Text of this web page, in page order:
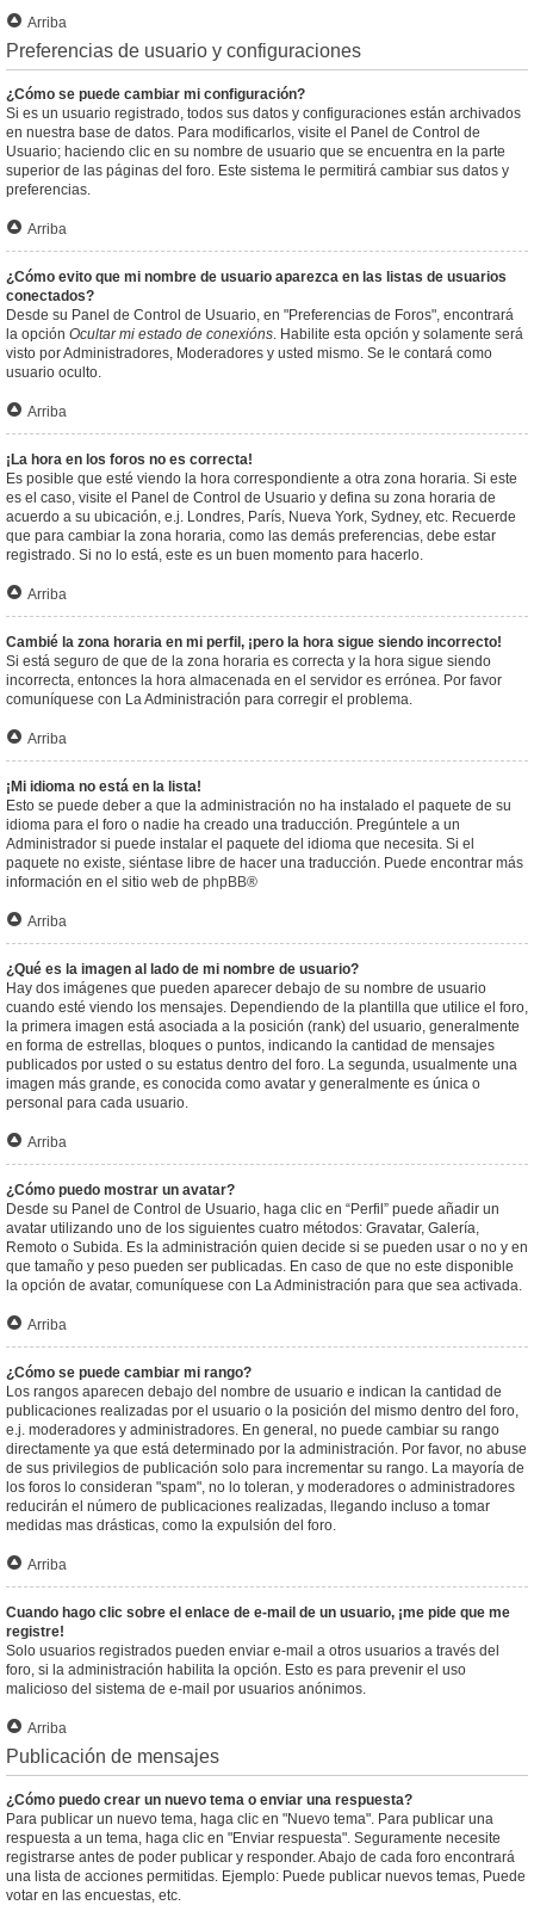
Arriba
Preferencias de usuario y configuraciones
¿Cómo se puede cambiar mi configuración?
Si es un usuario registrado, todos sus datos y configuraciones están archivados
en nuestra base de datos. Para modificarlos, visite el Panel de Control de
Usuario; haciendo clic en su nombre de usuario que se encuentra en la parte
superior de las páginas del foro. Este sistema le permitirá cambiar sus datos y
preferencias.
Arriba
¿Cómo evito que mi nombre de usuario aparezca en las listas de usuarios
conectados?
Desde su Panel de Control de Usuario, en "Preferencias de Foros", encontrará
la opción Ocultar mi estado de conexións. Habilite esta opción y solamente será
visto por Administradores, Moderadores y usted mismo. Se le contará como
usuario oculto.
Arriba
¡La hora en los foros no es correcta!
Es posible que esté viendo la hora correspondiente a otra zona horaria. Si este
es el caso, visite el Panel de Control de Usuario y defina su zona horaria de
acuerdo a su ubicación, e.j. Londres, París, Nueva York, Sydney, etc. Recuerde
que para cambiar la zona horaria, como las demás preferencias, debe estar
registrado. Si no lo está, este es un buen momento para hacerlo.
Arriba
Cambié la zona horaria en mi perfil, ¡pero la hora sigue siendo incorrecto!
Si está seguro de que de la zona horaria es correcta y la hora sigue siendo
incorrecta, entonces la hora almacenada en el servidor es errónea. Por favor
comuníquese con La Administración para corregir el problema.
Arriba
¡Mi idioma no está en la lista!
Esto se puede deber a que la administración no ha instalado el paquete de su
idioma para el foro o nadie ha creado una traducción. Pregúntele a un
Administrador si puede instalar el paquete del idioma que necesita. Si el
paquete no existe, siéntase libre de hacer una traducción. Puede encontrar más
información en el sitio web de phpBB®
Arriba
¿Qué es la imagen al lado de mi nombre de usuario?
Hay dos imágenes que pueden aparecer debajo de su nombre de usuario
cuando esté viendo los mensajes. Dependiendo de la plantilla que utilice el foro,
la primera imagen está asociada a la posición (rank) del usuario, generalmente
en forma de estrellas, bloques o puntos, indicando la cantidad de mensajes
publicados por usted o su estatus dentro del foro. La segunda, usualmente una
imagen más grande, es conocida como avatar y generalmente es única o
personal para cada usuario.
Arriba
¿Cómo puedo mostrar un avatar?
Desde su Panel de Control de Usuario, haga clic en “Perfil” puede añadir un
avatar utilizando uno de los siguientes cuatro métodos: Gravatar, Galería,
Remoto o Subida. Es la administración quien decide si se pueden usar o no y en
que tamaño y peso pueden ser publicadas. En caso de que no este disponible
la opción de avatar, comuníquese con La Administración para que sea activada.
Arriba
¿Cómo se puede cambiar mi rango?
Los rangos aparecen debajo del nombre de usuario e indican la cantidad de
publicaciones realizadas por el usuario o la posición del mismo dentro del foro,
e.j. moderadores y administradores. En general, no puede cambiar su rango
directamente ya que está determinado por la administración. Por favor, no abuse
de sus privilegios de publicación solo para incrementar su rango. La mayoría de
los foros lo consideran "spam", no lo toleran, y moderadores o administradores
reducirán el número de publicaciones realizadas, llegando incluso a tomar
medidas mas drásticas, como la expulsión del foro.
Arriba
Cuando hago clic sobre el enlace de e-mail de un usuario, ¡me pide que me
registre!
Solo usuarios registrados pueden enviar e-mail a otros usuarios a través del
foro, si la administración habilita la opción. Esto es para prevenir el uso
malicioso del sistema de e-mail por usuarios anónimos.
Arriba
Publicación de mensajes
¿Cómo puedo crear un nuevo tema o enviar una respuesta?
Para publicar un nuevo tema, haga clic en "Nuevo tema". Para publicar una
respuesta a un tema, haga clic en "Enviar respuesta". Seguramente necesite
registrarse antes de poder publicar y responder. Abajo de cada foro encontrará
una lista de acciones permitidas. Ejemplo: Puede publicar nuevos temas, Puede
votar en las encuestas, etc.